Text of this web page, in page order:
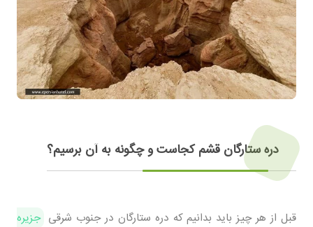
دره ستارگان قشم کجاست و چگونه به آن برسیم؟
قبل از هر چیز باید بدانیم که دره ستارگان در جنوب شرقی جزیره